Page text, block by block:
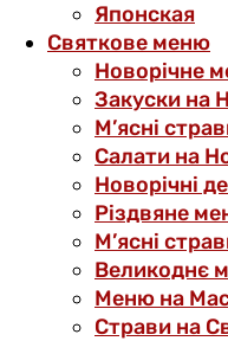
Японская
Святкове меню
Новорічне
Закуски на
М’ясні
Салати на
Новорічні
Різдвяне
М’ясні
Великоднє
Меню на
Страви на